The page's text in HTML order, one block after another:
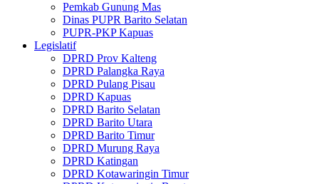
Pemkab Gunung Mas
Dinas PUPR Barito Selatan
PUPR-PKP Kapuas
Legislatif
DPRD Prov Kalteng
DPRD Palangka Raya
DPRD Pulang Pisau
DPRD Kapuas
DPRD Barito Selatan
DPRD Barito Utara
DPRD Barito Timur
DPRD Murung Raya
DPRD Katingan
DPRD Kotawaringin Timur